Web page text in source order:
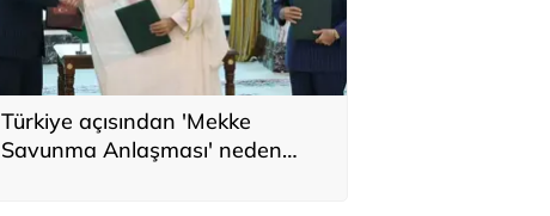
Türkiye açısından 'Mekke
Savunma Anlaşması' neden